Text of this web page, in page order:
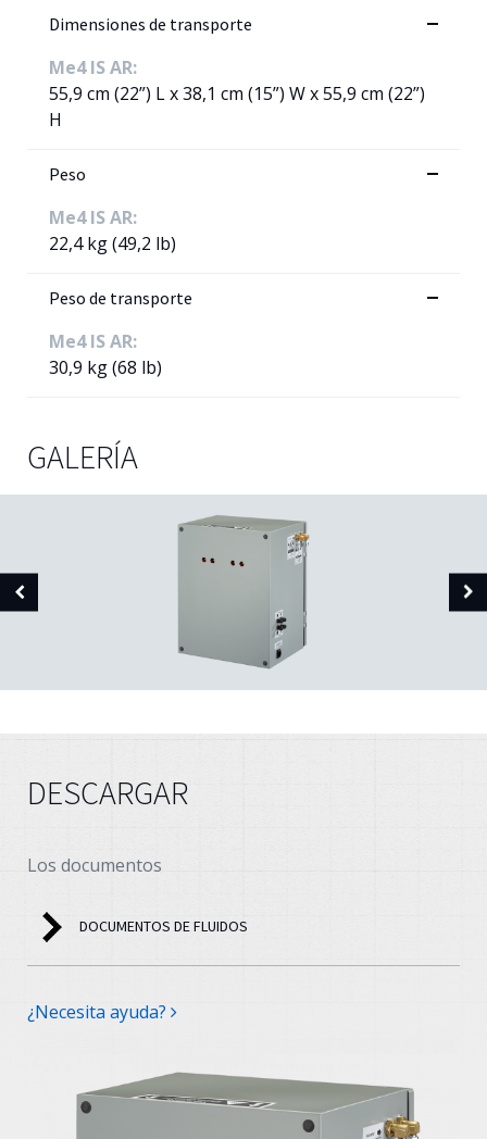
Dimensiones de transporte
Me4 IS AR:
55,9 cm (22”) L x 38,1 cm (15”) W x 55,9 cm (22”)
H
Peso
Me4 IS AR:
22,4 kg (49,2 lb)
Peso de transporte
Me4 IS AR:
30,9 kg (68 lb)
GALERÍA
DESCARGAR
Los documentos
DOCUMENTOS DE FLUIDOS
¿Necesita ayuda?